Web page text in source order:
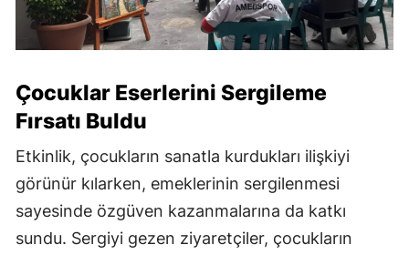
Çocuklar Eserlerini Sergileme
Fırsatı Buldu
Etkinlik, çocukların sanatla kurdukları ilişkiyi
görünür kılarken, emeklerinin sergilenmesi
sayesinde özgüven kazanmalarına da katkı
sundu. Sergiyi gezen ziyaretçiler, çocukların